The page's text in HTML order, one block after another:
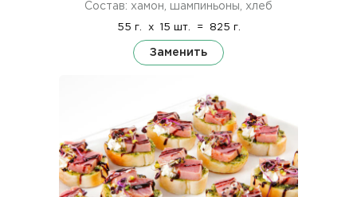
Состав: хамон, шампиньоны, хлеб
55 г. x 15 шт. = 825 г.
Заменить